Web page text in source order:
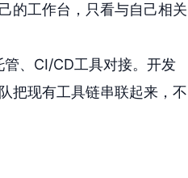
的工作台，只看与自己相关
、CI/CD工具对接。开发
把现有工具链串联起来，不